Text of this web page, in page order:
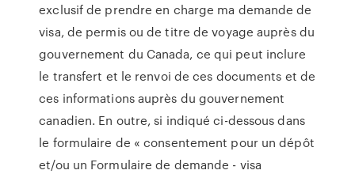
exclusif de prendre en charge ma demande de
visa, de permis ou de titre de voyage auprès du
gouvernement du Canada, ce qui peut inclure
le transfert et le renvoi de ces documents et de
ces informations auprès du gouvernement
canadien. En outre, si indiqué ci-dessous dans
le formulaire de « consentement pour un dépôt
et/ou un Formulaire de demande - visa